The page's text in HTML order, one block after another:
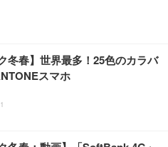
冬春】世界最多！25色のカラバ
スマホ